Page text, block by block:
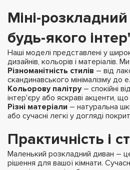
Міні-
будь-якого
Наші моделі представлені у
дизайнів, кольорів і матеріалів.
Різноманітність стилів – від
скандинавського мінімалізму до
Кольорову палітру– спокійні
інтер'єру або яскраві акценти,
Різні матеріали – натуральна
або сучасні легкі у догляді
Практичність і
Маленький розкладний диван –
рішення для вашої кімнати.